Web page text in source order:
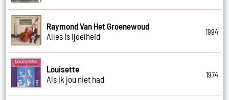
Raymond Van Het Groenewoud
Alles is ijdelheid
1994
Louisette
Als ik jou niet had
1974